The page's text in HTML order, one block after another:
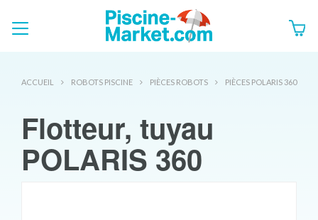
ACCUEIL ROBOTS PISCINE PIÈCES ROBOTS PIÈCES POLARIS 360
Flotteur, tuyau
POLARIS 360